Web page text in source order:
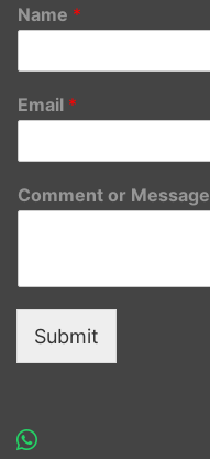
Name *
Email *
Comment or Message
Submit